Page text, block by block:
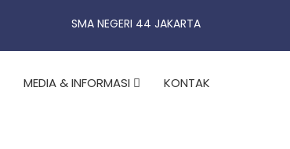
SMA NEGERI 44 JAKARTA
MEDIA & INFORMASI KONTAK